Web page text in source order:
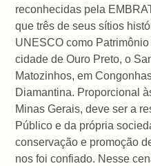
reconhecidas pela
que três de seus sítios
UNESCO como
cidade de Ouro Preto, o
Matozinhos, em
Diamantina. Proporcional
Minas Gerais, deve ser a
Público e da própria
conservação e promoção
nos foi confiado. Nesse